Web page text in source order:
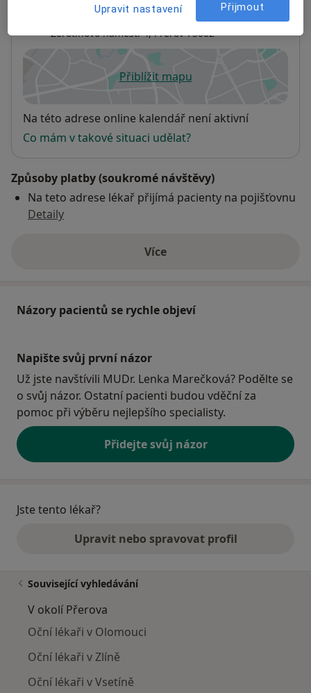
Odborný lékař oftalmologie
Žerotínovo náměstí 4, Přerov75002
Přiblížit mapuse otevře v nové záložce
Dostupnost
Na této adrese online kalendář není aktivní
Co mám v takové situaci udělat?
Způsoby platby (soukromé návštěvy)
Na teto adrese lékař přijímá pacienty na pojišťovnu
Detaily
Víceo adrese
Názory pacientů se rychle objeví
Napište svůj první názor
Už jste navštívili MUDr. Lenka Marečková? Podělte se
o svůj názor. Ostatní pacienti budou vděční za
pomoc při výběru nejlepšího specialisty.
Přidejte svůj názor
Jste tento lékař?
Upravit nebo spravovat profil
Související vyhledávání
V okolí Přerova
Oční lékaři v Olomouci
Oční lékaři v Zlíně
Oční lékaři v Vsetíně
Upravit nastavení Přijmout